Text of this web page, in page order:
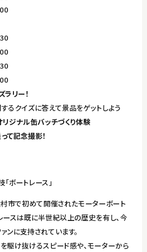
リー！
るクイズに答えて景品をゲットしよう
リジナル缶バッチづくり体験
て記念撮影！
ボートレース」
市で初めて開催されたモーターボート
ースは既に半世紀以上の歴史を有し、今
ンに支持されています。
駆け抜けるスピード感や、モーターから